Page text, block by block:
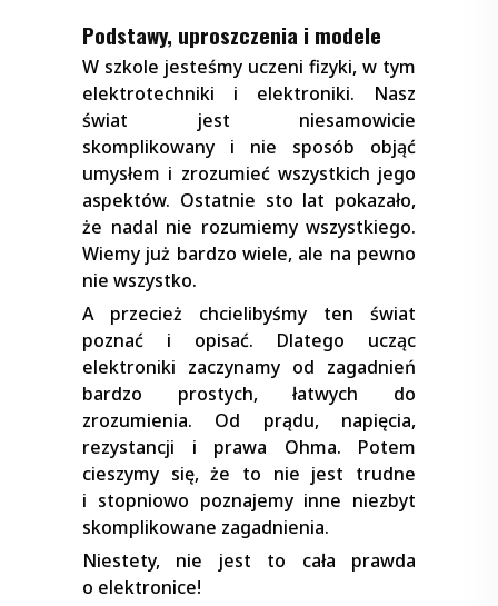
Podstawy, uproszczenia i modele
W szkole jesteśmy uczeni fizyki, w tym
elektrotechniki i elektroniki. Nasz
świat jest niesamowicie
skomplikowany i nie sposób objąć
umysłem i zrozumieć wszystkich jego
aspektów. Ostatnie sto lat pokazało,
że nadal nie rozumiemy wszystkiego.
Wiemy już bardzo wiele, ale na pewno
nie wszystko.
A przecież chcielibyśmy ten świat
poznać i opisać. Dlatego ucząc
elektroniki zaczynamy od zagadnień
bardzo prostych, łatwych do
zrozumienia. Od prądu, napięcia,
rezystancji i prawa Ohma. Potem
cieszymy się, że to nie jest trudne
i stopniowo poznajemy inne niezbyt
skomplikowane zagadnienia.
Niestety, nie jest to cała prawda
o elektronice!